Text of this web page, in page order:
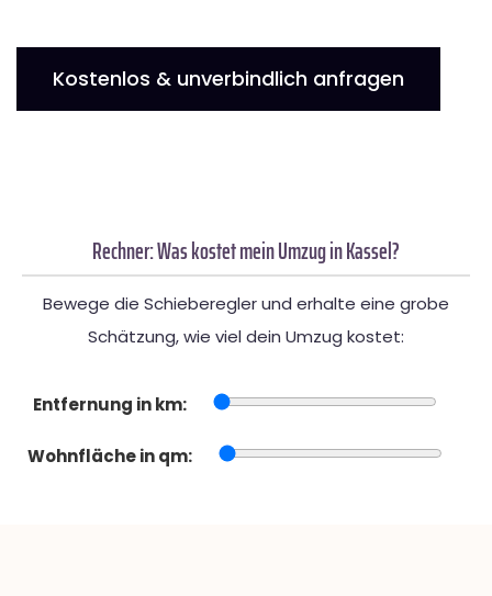
Kostenlos & unverbindlich anfragen
Rechner: Was kostet mein Umzug in Kassel?
Bewege die Schieberegler und erhalte eine grobe
Schätzung, wie viel dein Umzug kostet:
Entfernung in km:
Wohnfläche in qm: